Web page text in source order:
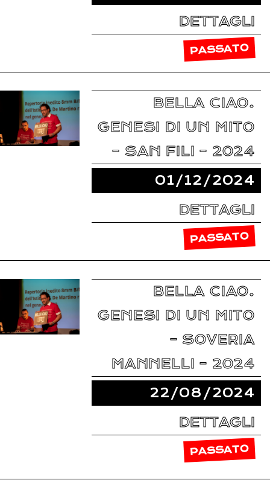
DETTAGLI
PASSATO
BELLA CIAO.
GENESI DI UN MITO
– SAN FILI – 2024
01/12/2024
DETTAGLI
PASSATO
BELLA CIAO.
GENESI DI UN MITO
– SOVERIA
MANNELLI – 2024
22/08/2024
DETTAGLI
PASSATO